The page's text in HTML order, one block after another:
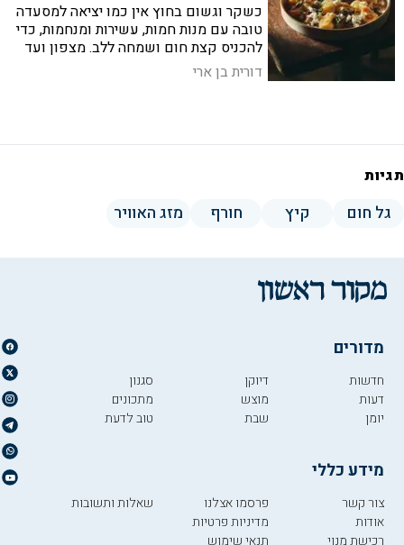
כשקר וגשום בחוץ אין כמו יציאה למסעדה
טובה עם מנות חמות, עשירות ומנחמות, כדי
להכניס קצת חום ושמחה ללב. מצפון ועד
דרום - ריכזנו עבורכם רשימה של מנות
מנצחות שמתאימות בדיוק לעונה הזו
דורית בן ארי
תגיות
גל חום קיץ חורף מזג האוויר
מדורים
חדשות
דעות
יומן
דיוקן
מוצש
שבת
סגנון
מתכונים
טוב לדעת
מידע כללי
צור קשר
אודות
רכישת מנוי
פרסמו אצלנו
מדיניות פרטיות
תנאי שימוש
שאלות ותשובות